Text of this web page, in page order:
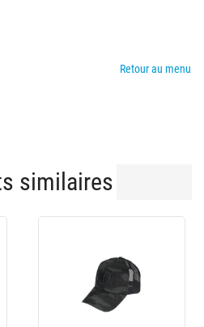
Retour au menu
similaires